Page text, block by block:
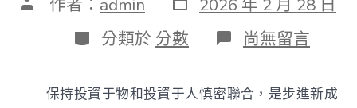
作者： admin
表
日
期
2026 年 2 月 28 日
分
類
分類於 分數 在
〈保
投
資
尚無留言
保持投資于物和投資于人慎密聯合，是步進新成